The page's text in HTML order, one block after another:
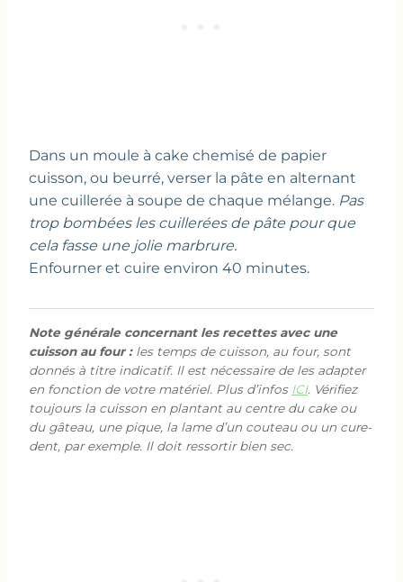
Dans un moule à cake chemisé de papier
cuisson, ou beurré, verser la pâte en alternant
une cuillerée à soupe de chaque mélange. Pas
trop bombées les cuillerées de pâte pour que
cela fasse une jolie marbrure.
Enfourner et cuire environ 40 minutes.
Note générale concernant les recettes avec une
cuisson au four :les temps de cuisson, au four, sont
donnés à titre indicatif. Il est nécessaire de les adapter
en fonction de votre matériel. Plus d’infos ICI. Vérifiez
toujours la cuisson en plantant au centre du cake ou
du gâteau, une pique, la lame d’un couteau ou un cure-
dent, par exemple. Il doit ressortir bien sec.